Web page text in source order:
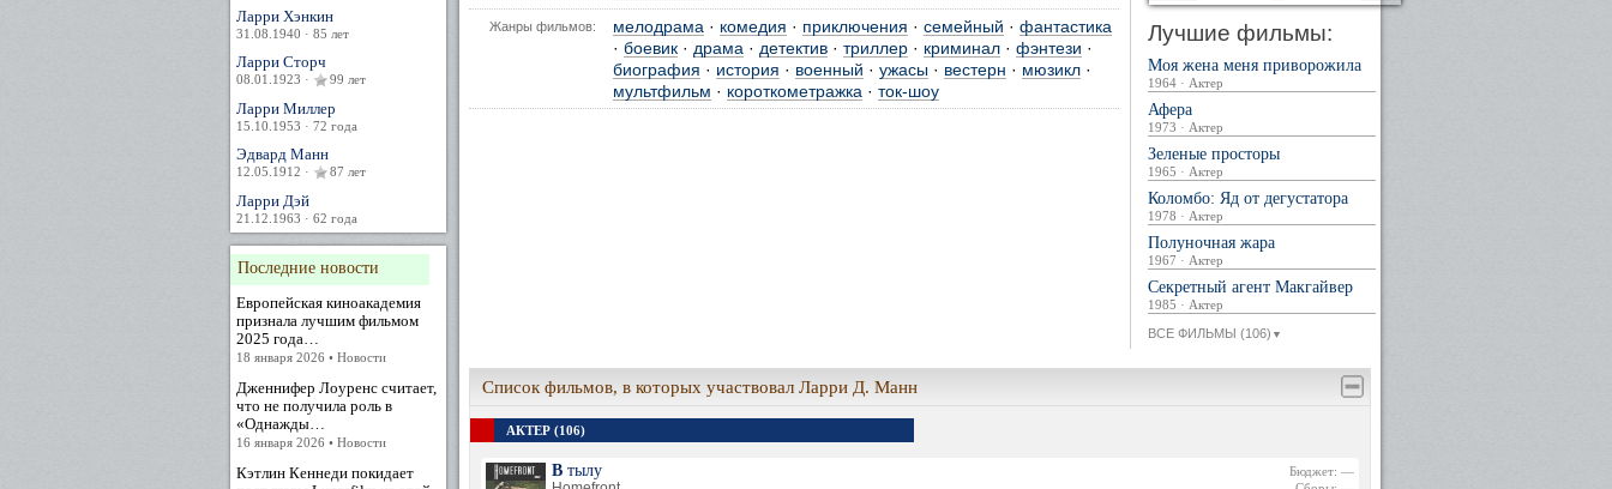
Ларри Хэнкин
31.08.1940 · 85 лет
Ларри Сторч
08.01.1923 · 99 лет
Ларри Миллер
15.10.1953 · 72 года
Эдвард Манн
12.05.1912 · 87 лет
Ларри Дэй
21.12.1963 · 62 года
Последние новости
Европейская киноакадемия
признала лучшим фильмом
2025 года…
18 января 2026 • Новости
Дженнифер Лоуренс считает,
что не получила роль в
«Однажды…
16 января 2026 • Новости
Кэтлин Кеннеди покидает
Жанры фильмов: мелодрама · комедия · приключения · семейный · фантастика
· боевик · драма · детектив · триллер · криминал · фэнтези ·
биография · история · военный · ужасы · вестерн · мюзикл ·
мультфильм · короткометражка · ток-шоу
Лучшие фильмы:
Моя жена меня приворожила
1964 · Актер
Афера
1973 · Актер
Зеленые просторы
1965 · Актер
Коломбо: Яд от дегустатора
1978 · Актер
Полуночная жара
1967 · Актер
Секретный агент Макгайвер
1985 · Актер
ВСЕ ФИЛЬМЫ (106) ▼
Список фильмов, в которых участвовал Ларри Д. Манн
АКТЕР (106)
В тылу
Бюджет: —